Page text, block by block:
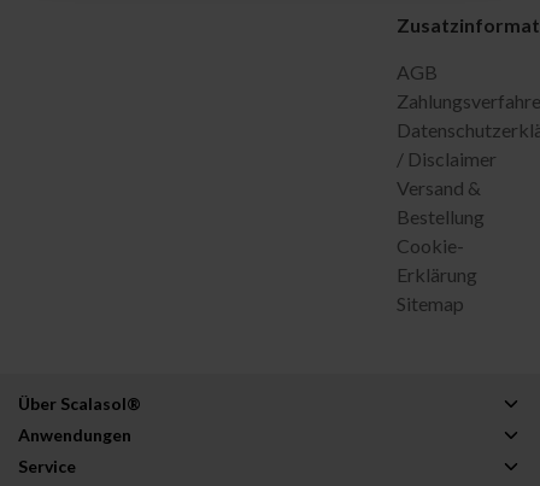
AGB
/ Disclaimer
Versand &
Bestellung
Cookie-
Erklärung
Sitemap
Über Scalasol®
Anwendungen
Service